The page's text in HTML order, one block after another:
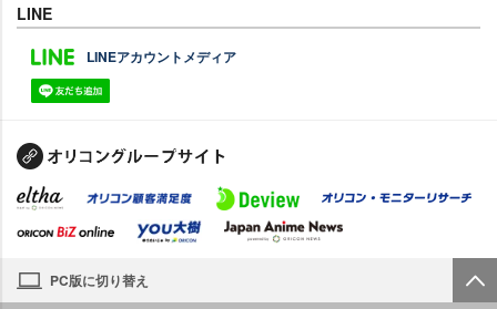
LINE
LINEアカウントメディア
PC版に切り替え